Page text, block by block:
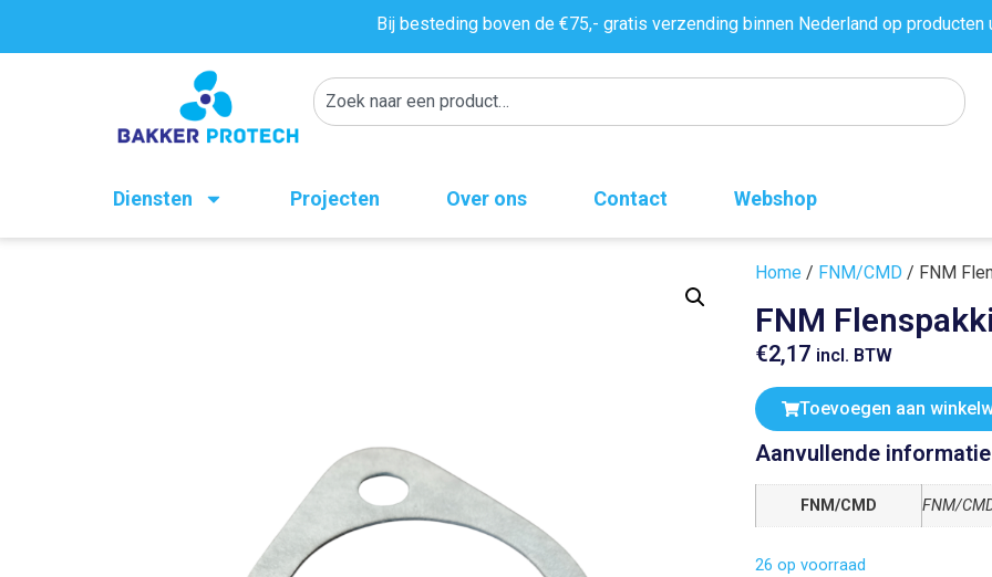
Bij besteding boven de €75,- gratis verzending binnen Nederland op
Diensten Projecten Over ons Contact Webshop
Home / FNM/CMD / FNM
FNM
€2,17 incl. BTW
Toevoegen aan
Aanvullende informatie
FNM/CMD FNM/
26 op voorraad